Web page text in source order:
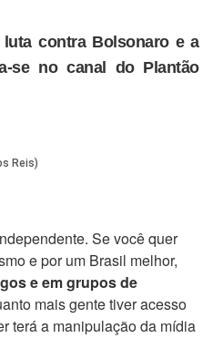
contra Bolsonaro e a
se no canal do Plantão
Se você quer
e por um Brasil melhor,
e em grupos de
mais gente tiver acesso
terá a manipulação da mídia